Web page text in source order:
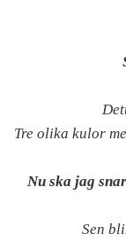
Tre olika kulor
Nu ska jag
Sen